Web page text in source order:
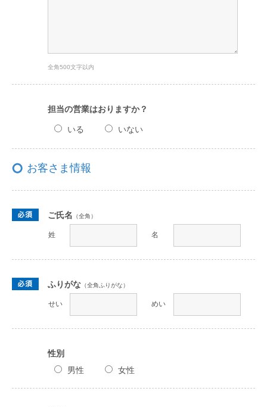
全角500文字以内
担当の営業はおりますか？
いる いない
お客さま情報
ご氏名 （全角）
姓 名
ふりがな （全角ふりがな）
せい めい
性別
男性
女性